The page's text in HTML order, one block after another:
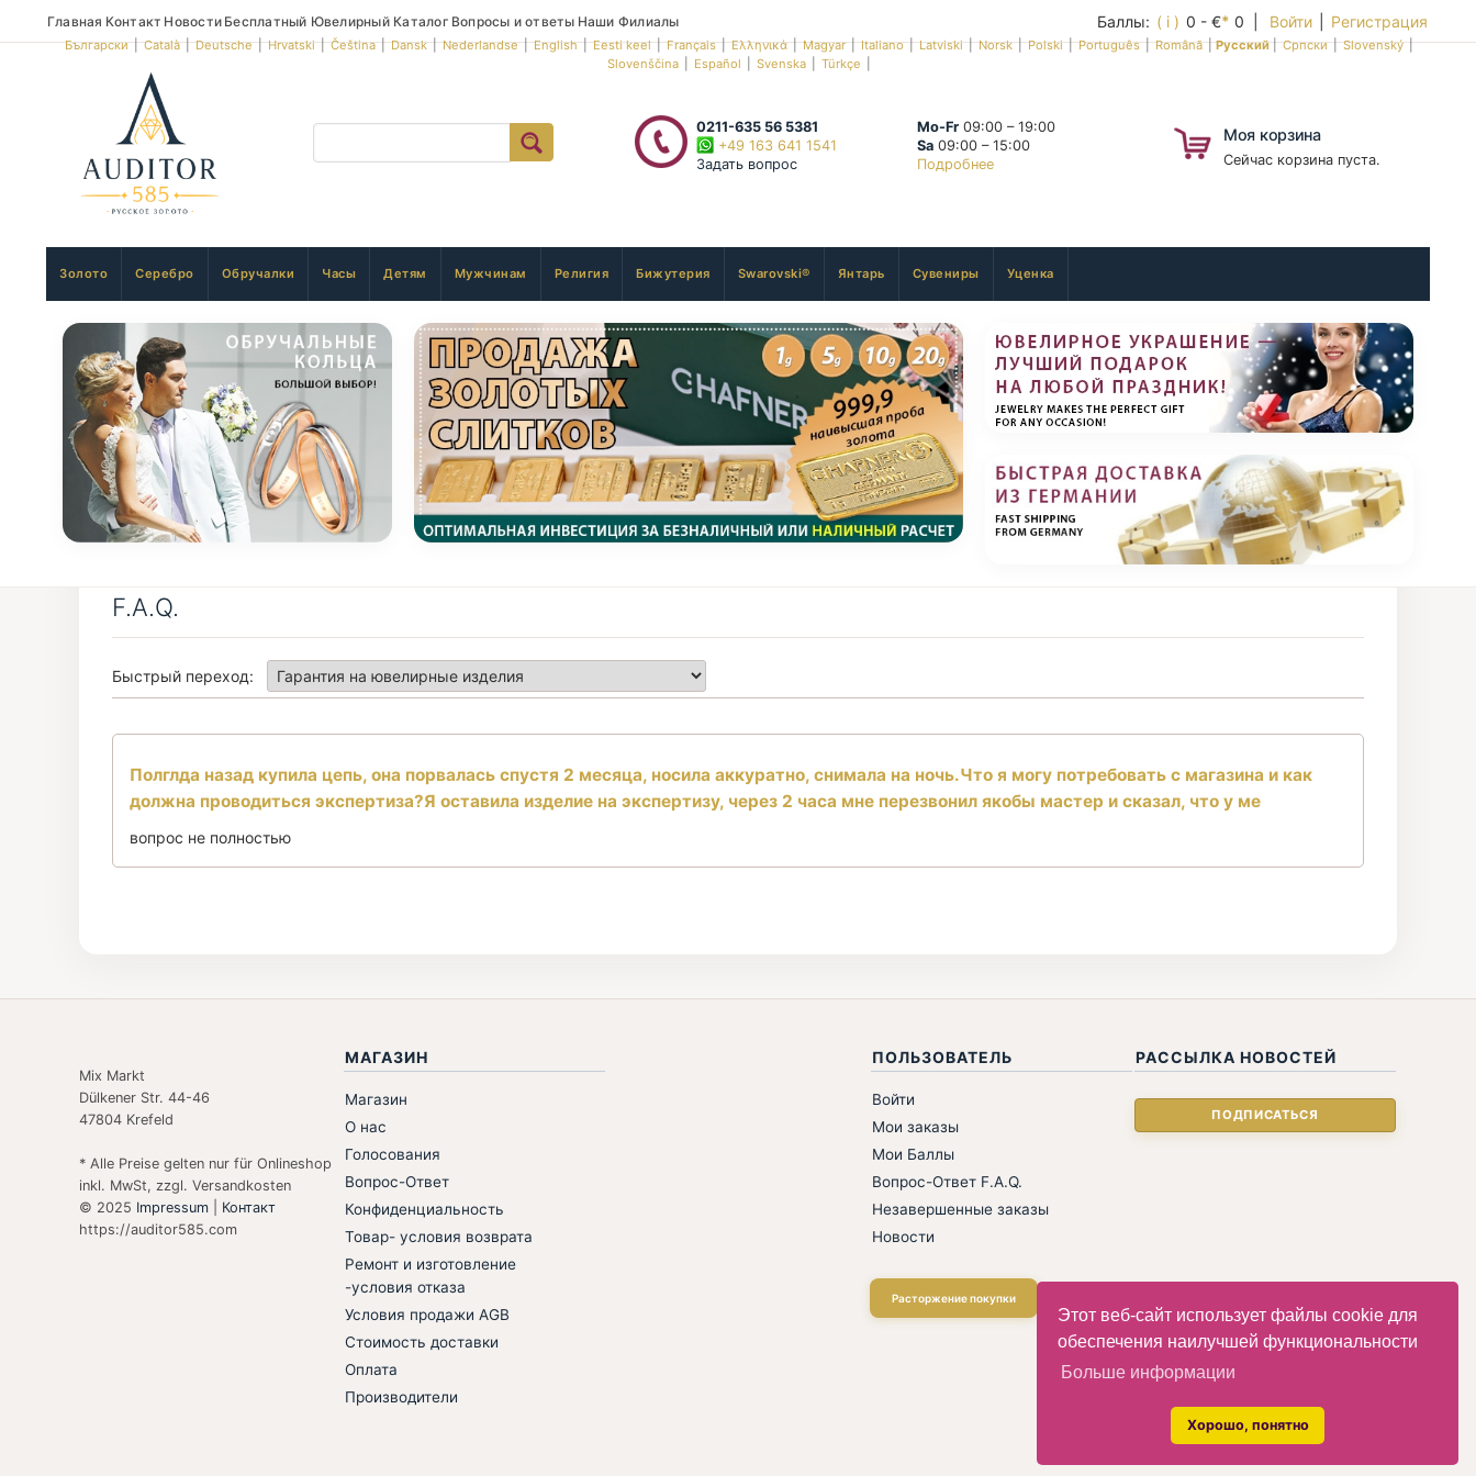
Этот веб-сайт использует файлы cookie для
обеспечения наилучшей функциональности
Больше информации
Хорошо, понятно
Главная Контакт Новости Бесплатный Ювелирный Каталог Вопросы и ответы Наши Филиалы Баллы: ( i ) 0 - €* 0 | Войти Регистрация
Български|Català|Deutsche|Hrvatski|Čeština|Dansk|Nederlandse|English|Eesti keel|Français|Ελληνικά|Magyar|Italiano|Latviski|Norsk|Polski|Português|Română|Русский|Српски|Slovenský|
Slovenščina
Español Svenska Türkçe
0211-635 56 5381
+49 163 641 1541
Задать вопрос
Mo-Fr09:00 – 19:00
Sa09:00 – 15:00
Подробнее
Моя корзина
Сейчас корзина пуста.
Золото Серебро Обручалки Часы Детям Мужчинам Религия Бижутерия Swarovski® Янтарь Сувениры Уценка
F.A.Q.
Быстрый переход:
Полглда назад купила цепь, она порвалась спустя 2 месяца, носила аккуратно, снимала на ночь.Что я могу потребовать с магазина и как
должна проводиться экспертиза?Я оставила изделие на экспертизу, через 2 часа мне перезвонил якобы мастер и сказал, что у ме
вопрос не полностью
Mix Markt
Dülkener Str. 44-46
47804 Krefeld
* Alle Preise gelten nur für Onlineshop
inkl. MwSt, zzgl. Versandkosten
© 2025 Impressum
Контакт
https://auditor585.com
МАГАЗИН
Магазин
О нас
Голосования
Вопрос-Ответ
Конфиденциальность
Товар- условия возврата
Ремонт и изготовление
-условия отказа
Условия продажи AGB
Стоимость доставки
Оплата
Производители
ПОЛЬЗОВАТЕЛЬ
Войти
Мои заказы
Мои Баллы
Вопрос-Ответ F.A.Q.
Незавершенные заказы
Новости
Расторжение покупки
РАССЫЛКА НОВОСТЕЙ